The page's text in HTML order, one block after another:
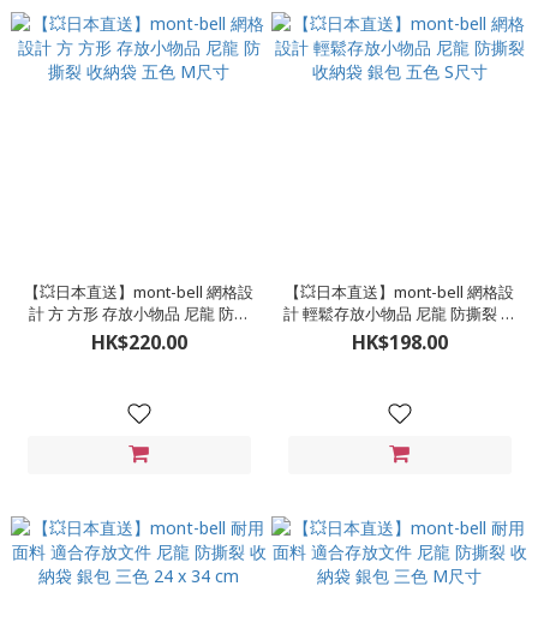
【💥日本直送】mont-bell 網格設
計 方 方形 存放小物品 尼龍 防撕
裂 收納袋 五色 M尺寸
HK$220.00
【💥日本直送】mont-bell 網格設
計 輕鬆存放小物品 尼龍 防撕裂 收
納袋 銀包 五色 S尺寸
HK$198.00